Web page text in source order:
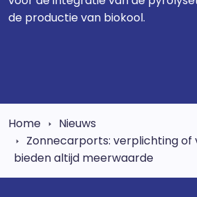
de productie van biokool.
Home
Nieuws
Zonnecarports: verplichting of
bieden altijd meerwaarde